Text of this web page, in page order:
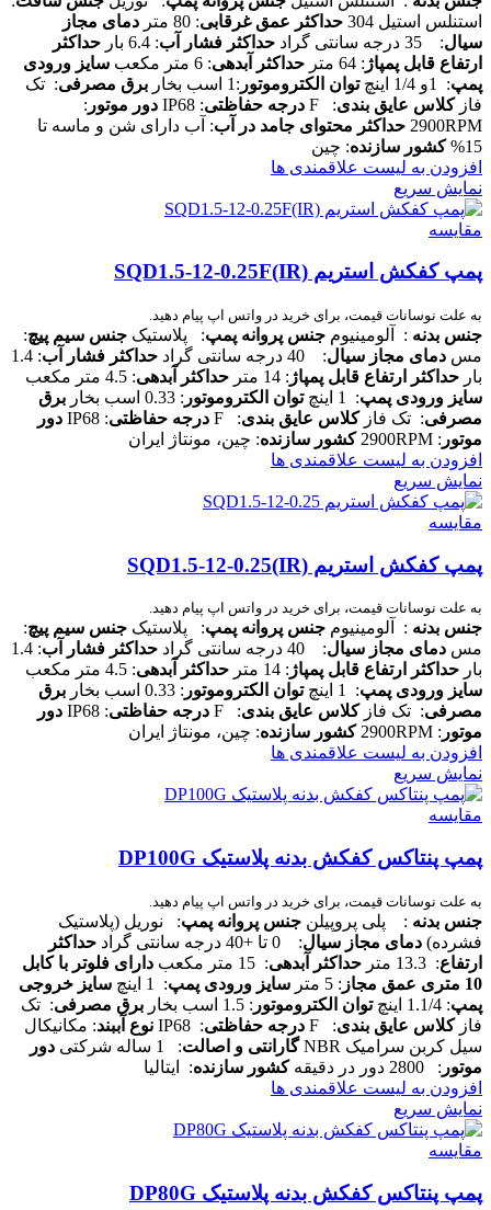
استنلس استیل 304
حداکثر عمق غرقابی: 80 متر
دمای مجاز
سیال: 35 درجه سانتی گراد حداکثر فشار آب: 6.4 بار
حداکثر
ارتفاع قابل پمپاژ : 64 متر حداکثر آبدهی: 6 متر مکعب
سایز ورودی
پمپ: 1و 1/4 اینچ توان الکتروموتور :1 اسب بخار برق مصرفی: تک
فازکلاس عایق بندی: F درجه حفاظتی: IP68 دور موتور :
2900RPM حداکثر محتوای جامد در آب: آب دارای شن و ماسه تا
15%
کشور سازنده: چین
افزودن به لیست علاقمندی ها
نمایش سریع
مقایسه
پمپ کفکش استریم SQD1.5-12-0.25F(IR)
به علت نوسانات قیمت، برای خرید در واتس اپ پیام دهید.
جنس بدنه : آلومینیوم جنس پروانه پمپ: پلاستیک جنس سیم پیچ:
مس دمای مجاز سیال: 40 درجه سانتی گراد حداکثر فشار آب : 1.4
بار حداکثر ارتفاع قابل پمپاژ : 14 متر حداکثر آبدهی: 4.5 متر مکعب
سایز ورودی پمپ: 1 اینچ توان الکتروموتور : 0.33 اسب بخار
برق
مصرفی: تک فازکلاس عایق بندی: F درجه حفاظتی: IP68
دور
موتور : 2900RPM کشور سازنده: چین، مونتاژ ایران
افزودن به لیست علاقمندی ها
نمایش سریع
مقایسه
پمپ کفکش استریم SQD1.5-12-0.25(IR)
به علت نوسانات قیمت، برای خرید در واتس اپ پیام دهید.
جنس بدنه : آلومینیوم جنس پروانه پمپ: پلاستیک جنس سیم پیچ:
مس دمای مجاز سیال: 40 درجه سانتی گراد حداکثر فشار آب : 1.4
بار حداکثر ارتفاع قابل پمپاژ : 14 متر حداکثر آبدهی: 4.5 متر مکعب
سایز ورودی پمپ: 1 اینچ توان الکتروموتور : 0.33 اسب بخار
برق
مصرفی: تک فازکلاس عایق بندی: F درجه حفاظتی: IP68
دور
موتور : 2900RPM کشور سازنده: چین، مونتاژ ایران
افزودن به لیست علاقمندی ها
نمایش سریع
مقایسه
پمپ پنتاکس کفکش بدنه پلاستیک DP100G
به علت نوسانات قیمت، برای خرید در واتس اپ پیام دهید.
جنس بدنه : پلی پروپیلن جنس پروانه پمپ: نوریل (پلاستیک
فشرده) دمای مجاز سیال: 0 تا +40 درجه سانتی گراد
حداکثر
ارتفاع: 13.3 متر حداکثر آبدهی: 15 متر مکعب
دارای فلوتر با کابل
10 متری
عمق مجاز : 5 متر سایز ورودی پمپ: 1 اینچ
سایز خروجی
پمپ: 1.1/4 اینچ توان الکتروموتور : 1.5 اسب بخار برق مصرفی: تک
فازکلاس عایق بندی: F درجه حفاظتی: IP68 نوع آببند: مکانیکال
سیل کربن سرامیک NBR
گارانتی و اصالت: 1 ساله شرکتی
دور
موتور : 2800 دور در دقیقه کشور سازنده: ایتالیا
افزودن به لیست علاقمندی ها
نمایش سریع
مقایسه
پمپ پنتاکس کفکش بدنه پلاستیک DP80G